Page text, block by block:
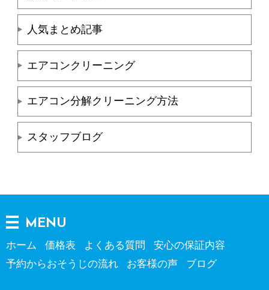
人気まとめ記事
エアコンクリーニング
エアコン分解クリーニング方法
スタッフブログ
MENU
ホーム 価格表 よくある質問
安心の保証内容
予約からおそうじの流れ
お客様の声 ブログ